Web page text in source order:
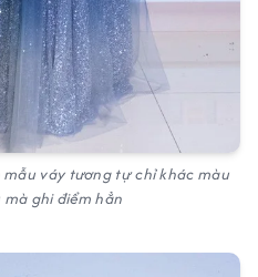
mẫu váy tương tự chỉ khác màu
ghi điểm hẳn